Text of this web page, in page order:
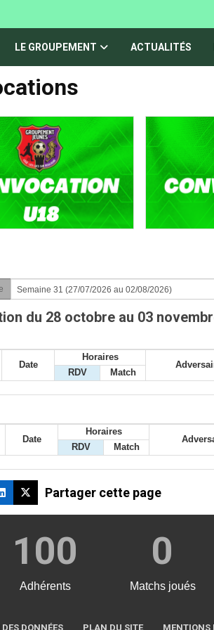
LE GROUPEMENT ACTUALITÉS
du 28 octobre au 03
Date
Horaires
RDV
Match
Date
Horaires
RDV
Match
Partager cette page
100
Adhérents
0
Matchs joués
DONNÉES PLAN DU SITE MENTIONS